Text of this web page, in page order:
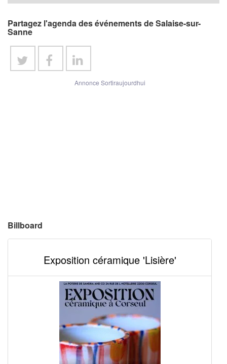
Partagez l'agenda des événements de Salaise-sur-
Sanne
Annonce Sortiraujourdhui
Billboard
Exposition céramique 'Lisière'